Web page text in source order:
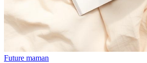
Future maman